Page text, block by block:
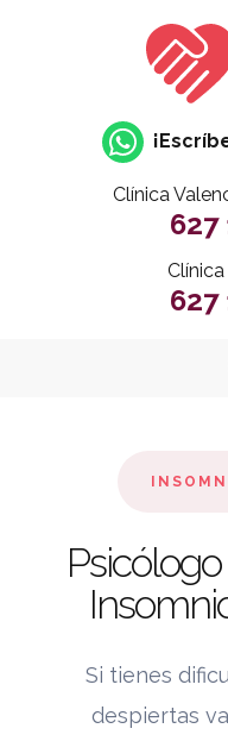
Clínica
627
627
Si tienes
despiertas